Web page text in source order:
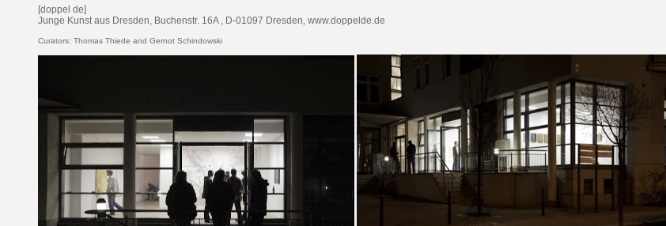
[doppel de]
Junge Kunst aus Dresden, Buchenstr. 16A , D-01097 Dresden, www.doppelde.de
Curators: Thomas Thiede and Gernot Schindowski